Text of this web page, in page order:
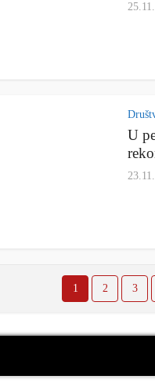
U
1 2 3